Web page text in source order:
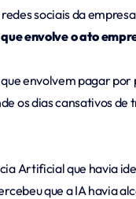
sociais da
envolve o ato
envolvem pagar
os dias cansativos de
Artificial que havia
que a IA havia